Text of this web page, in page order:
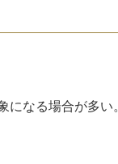
なる場合が多い。